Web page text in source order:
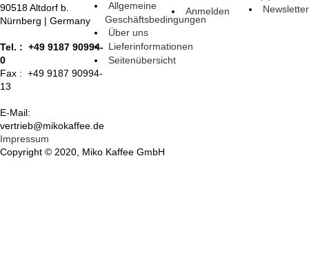
90518 Altdorf b.
Nürnberg | Germany
Tel. : +49 9187 90994-
0
Fax : +49 9187 90994-
13
E-Mail:
vertrieb@mikokaffee.de
Allgemeine
Geschäftsbedingungen
Über uns
Lieferinformationen
Seitenübersicht
Anmelden
Newsletter
Impressum
Copyright © 2020, Miko Kaffee GmbH